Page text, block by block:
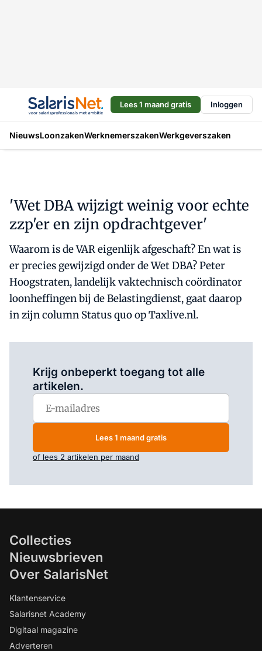
Lees 1 maand gratis Inloggen
NieuwsLoonzakenWerknemerszakenWerkgeverszaken
'Wet DBA wijzigt weinig voor echte
zzp'er en zijn opdrachtgever'
Waarom is de VAR eigenlijk afgeschaft? En wat is
er precies gewijzigd onder de Wet DBA? Peter
Hoogstraten, landelijk vaktechnisch coördinator
loonheffingen bij de Belastingdienst, gaat daarop
in zijn column Status quo op Taxlive.nl.
Krijg onbeperkt toegang tot alle
artikelen.
Lees 1 maand gratis
of lees 2 artikelen per maand
Collecties
Nieuwsbrieven
Over SalarisNet
Klantenservice
Salarisnet Academy
Digitaal magazine
Adverteren